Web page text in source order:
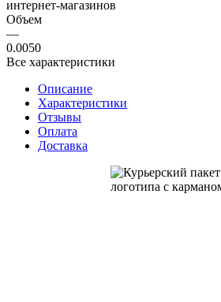
интернет-магазинов
Объем
—
0.0050
Все характеристики
Описание
Характеристики
Отзывы
Оплата
Доставка